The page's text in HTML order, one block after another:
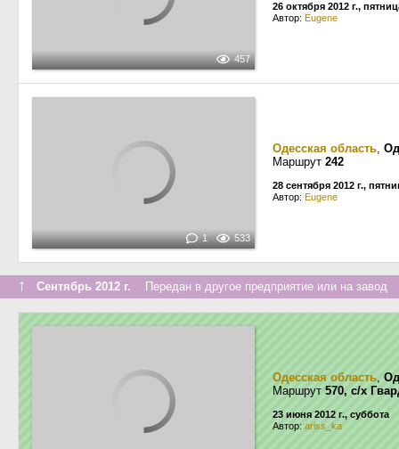
457
26 октября 2012 г.,
Автор: Eugene
1 533
Одесская область,
Маршрут 242
28 сентября 2012 г.,
Автор: Eugene
↑ Сентябрь 2012 г. Передан в другое предприятие или на завод
Одесская область,
Маршрут 570, с/х
23 июня 2012 г., суббота
Автор: ariss_ka